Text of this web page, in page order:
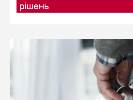
рішень